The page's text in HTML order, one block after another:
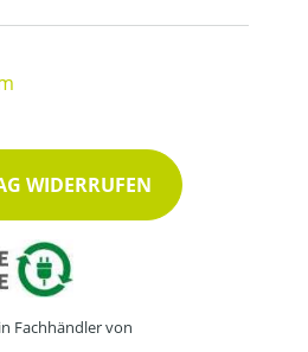
WIDERRUFEN
Fachhändler von